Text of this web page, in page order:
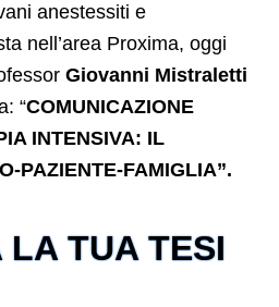
anestessiti e
nell’area Proxima, oggi
Giovanni Mistraletti
“COMUNICAZIONE
INTENSIVA: IL
PAZIENTE-FAMIGLIA”.
LA TUA TESI